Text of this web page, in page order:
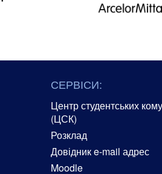
СЕРВІСИ:
Центр студентських
(ЦСК)
Розклад
Довідник e-mail адрес
Moodle